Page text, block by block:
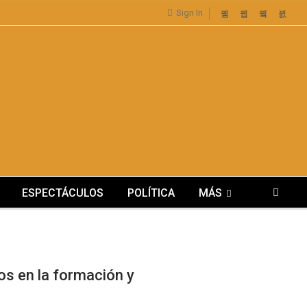
Sign In
ESPECTÁCULOS POLÍTICA MÁS
en la formación y